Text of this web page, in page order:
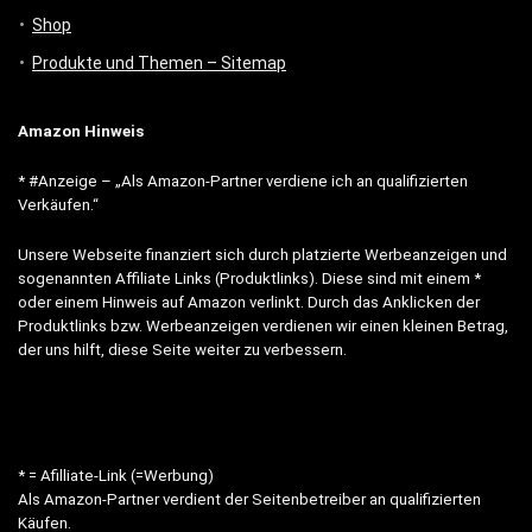
Shop
Produkte und Themen – Sitemap
Amazon Hinweis
* #Anzeige – „Als Amazon-Partner verdiene ich an qualifizierten
Verkäufen.“
Unsere Webseite finanziert sich durch platzierte Werbeanzeigen und
sogenannten Affiliate Links (Produktlinks). Diese sind mit einem *
oder einem Hinweis auf Amazon verlinkt. Durch das Anklicken der
Produktlinks bzw. Werbeanzeigen verdienen wir einen kleinen Betrag,
der uns hilft, diese Seite weiter zu verbessern.
* = Afilliate-Link (=Werbung)
Als Amazon-Partner verdient der Seitenbetreiber an qualifizierten
Käufen.